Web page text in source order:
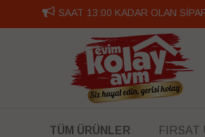
SAAT 13:00 KADAR OLAN
TÜM ÜRÜNLER FIRSAT